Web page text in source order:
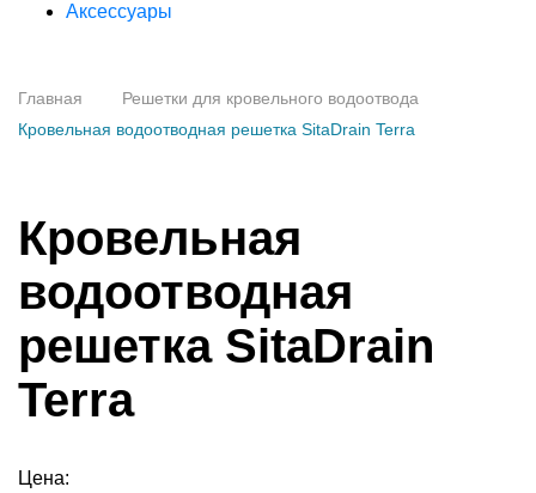
Аксессуары
Главная
Решетки для кровельного водоотвода
Кровельная водоотводная решетка SitaDrain Terra
Кровельная
водоотводная
решетка SitaDrain
Terra
Цена: